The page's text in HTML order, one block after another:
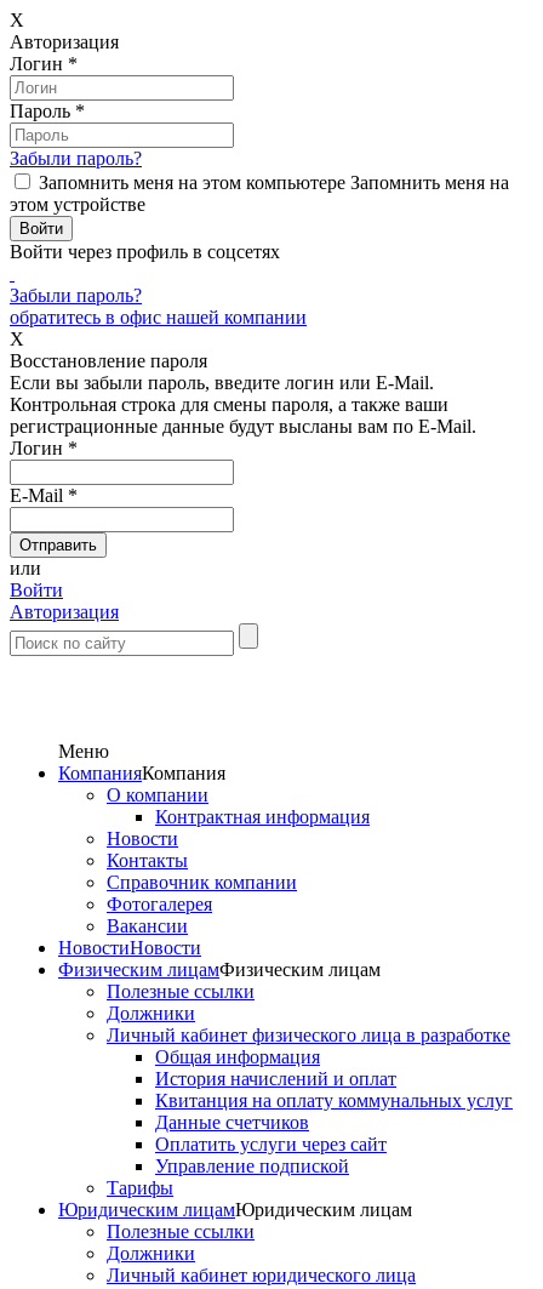
X
Авторизация
Логин *
Пароль *
Забыли пароль?
Запомнить меня на этом компьютере Запомнить меня на
этом устройстве
Войти через профиль в соцсетях
Забыли пароль?
обратитесь в офис нашей компании
X
Восстановление пароля
Если вы забыли пароль, введите логин или E-Mail.
Контрольная строка для смены пароля, а также ваши
регистрационные данные будут высланы вам по E-Mail.
Логин *
E-Mail *
или
Войти
Авторизация
Меню
КомпанияКомпания
О компании
Контрактная информация
Новости
Контакты
Справочник компании
Фотогалерея
Вакансии
НовостиНовости
Физическим лицамФизическим лицам
Полезные ссылки
Должники
Личный кабинет физического лица в разработке
Общая информация
История начислений и оплат
Квитанция на оплату коммунальных услуг
Данные счетчиков
Оплатить услуги через сайт
Управление подпиской
Тарифы
Юридическим лицамЮридическим лицам
Полезные ссылки
Должники
Личный кабинет юридического лица